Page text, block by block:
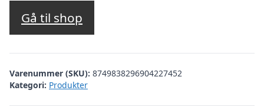
Gå til shop
Varenummer (SKU): 8749838296904227452
Kategori: Produkter